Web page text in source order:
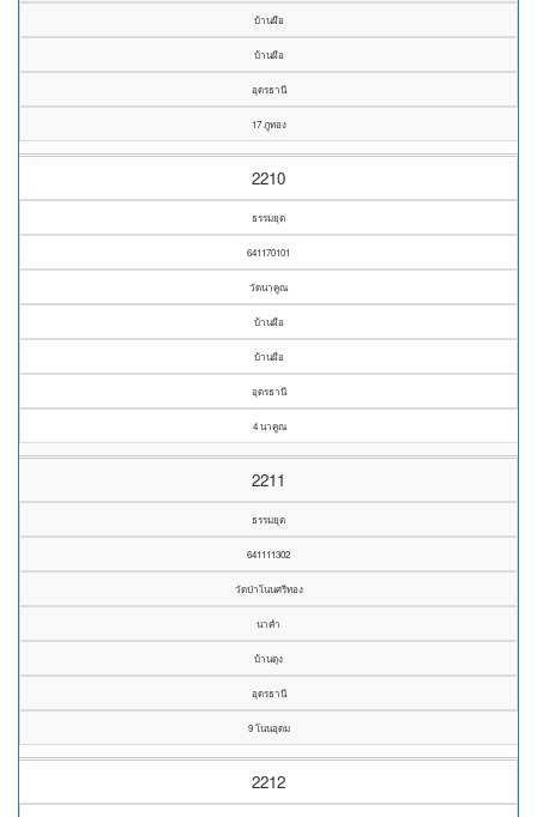
บ้านผือ
บ้านผือ
อุดรธานี
17 ภูทอง
2210
ธรรมยุต
641170101
วัดนาคูณ
บ้านผือ
บ้านผือ
อุดรธานี
4 นาคูณ
2211
ธรรมยุต
641111302
วัดป่าโนนศรีทอง
นาคำ
บ้านดุง
อุดรธานี
9 โนนอุดม
2212